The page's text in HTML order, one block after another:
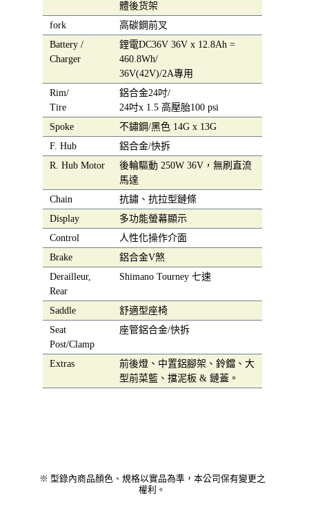
體後货架
fork
高碳鋼前叉
Battery /
Charger
鋰電DC36V 36V x 12.8Ah =
460.8Wh/
36V(42V)/2A專用
Rim/
Tire
鋁合金24吋/
24吋x 1.5 高壓胎100 psi
Spoke
不鏽鋼/黑色 14G x 13G
F. Hub
鋁合金/快拆
R. Hub Motor
後輪驅動 250W 36V，無刷直流
馬達
Chain
抗鏽、抗拉型鏈條
Display
多功能螢幕顯示
Control
人性化操作介面
Brake
鋁合金V煞
Derailleur,
Rear
Shimano Tourney 七速
Saddle
舒適型座椅
Seat
Post/Clamp
座管鋁合金/快拆
Extras
前後燈、中置鋁腳架、鈴鐺、大
型前菜籃、擋泥板 & 鏈蓋。
※ 型錄內商品顏色、規格以實品為準，本公司保有變更之
權利。